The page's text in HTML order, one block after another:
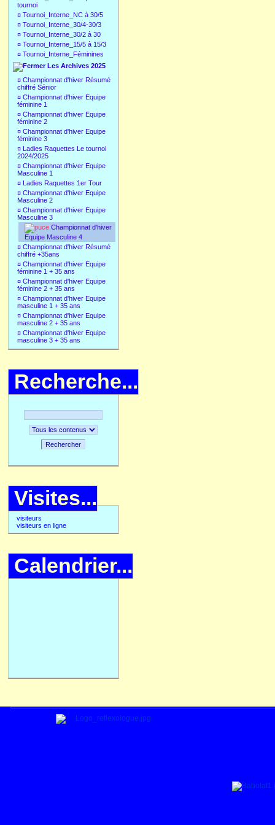
tournoi
¤ Tournoi_Interne_NC à 30/5
¤ Tournoi_Interne_30/4-30/3
¤ Tournoi_Interne_30/2 à 30
¤ Tournoi_Interne_15/5 à 15/3
¤ Tournoi_Interne_Féminines
Les Archives 2025
¤ Championnat d'hiver Résumé
chiffré Sénior
¤ Championnat d'hiver Equipe
féminine 1
¤ Championnat d'hiver Equipe
féminine 2
¤ Championnat d'hiver Equipe
féminine 3
¤ Ladies Raquettes Le tournoi
2024/2025
¤ Championnat d'hiver Equipe
Masculine 1
¤ Ladies Raquettes 1er Tour
¤ Championnat d'hiver Equipe
Masculine 2
¤ Championnat d'hiver Equipe
Masculine 3
Championnat d'hiver
Equipe Masculine 4
¤ Championnat d'hiver Résumé
chiffré +35ans
¤ Championnat d'hiver Equipe
féminine 1 + 35 ans
¤ Championnat d'hiver Equipe
féminine 2 + 35 ans
¤ Championnat d'hiver Equipe
masculine 1 + 35 ans
¤ Championnat d'hiver Equipe
masculine 2 + 35 ans
¤ Championnat d'hiver Equipe
masculine 3 + 35 ans
Recherche...
Rechercher
Visites...
visiteurs
visiteurs en ligne
Calendrier...